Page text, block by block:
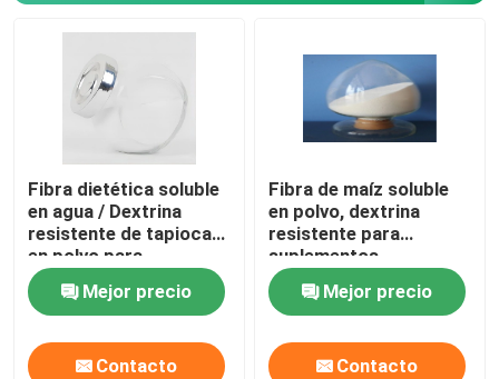
Fibra dietética soluble
en agua / Dextrina
resistente de tapioca
en polvo para
caramelos
Mejor precio
Contacto
Fibra de maíz soluble
en polvo, dextrina
resistente para
suplementos
dietéticos
Mejor precio
Contacto